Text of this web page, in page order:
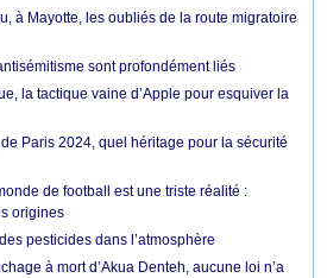
à Mayotte, les oubliés de la route migratoire
sont profondément liés
la tactique vaine d’Apple pour esquiver la
Paris 2024, quel héritage pour la sécurité
de football est une triste réalité :
origines
pesticides dans l’atmosphère
à mort d’Akua Denteh, aucune loi n’a